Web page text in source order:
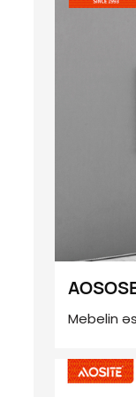
Mebelin
məhsulun
təsir